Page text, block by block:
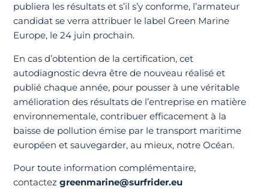
publiera les résultats et s’il s’y conforme, l’armateur
candidat se verra attribuer le label Green Marine
Europe, le 24 juin prochain.
En cas d’obtention de la certification, cet
autodiagnostic devra être de nouveau réalisé et
publié chaque année, pour pousser à une véritable
amélioration des résultats de l’entreprise en matière
environnementale, contribuer efficacement à la
baisse de pollution émise par le transport maritime
européen et sauvegarder, au mieux, notre Océan.
Pour toute information complémentaire,
contactezgreenmarine@surfrider.eu